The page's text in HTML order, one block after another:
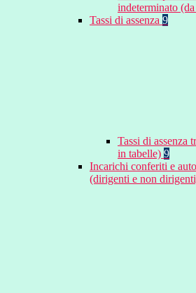
indeterminato
Tassi di assenza 9
Tassi di assenza
in tabelle) 9
Incarichi conferiti e
(dirigenti e non